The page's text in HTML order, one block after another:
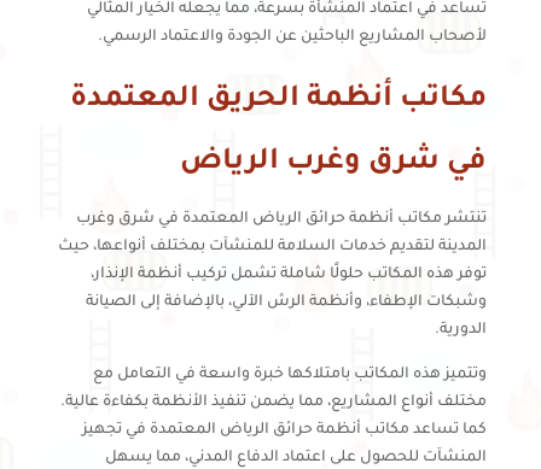
تساعد في اعتماد المنشأة بسرعة، مما يجعله الخيار المثالي
لأصحاب المشاريع الباحثين عن الجودة والاعتماد الرسمي.
مكاتب أنظمة الحريق المعتمدة
في شرق وغرب الرياض
تنتشر مكاتب أنظمة حرائق الرياض المعتمدة في شرق وغرب
المدينة لتقديم خدمات السلامة للمنشآت بمختلف أنواعها، حيث
توفر هذه المكاتب حلولًا شاملة تشمل تركيب أنظمة الإنذار،
وشبكات الإطفاء، وأنظمة الرش الآلي، بالإضافة إلى الصيانة
الدورية.
وتتميز هذه المكاتب بامتلاكها خبرة واسعة في التعامل مع
مختلف أنواع المشاريع، مما يضمن تنفيذ الأنظمة بكفاءة عالية.
كما تساعد مكاتب أنظمة حرائق الرياض المعتمدة في تجهيز
المنشآت للحصول على اعتماد الدفاع المدني، مما يسهل